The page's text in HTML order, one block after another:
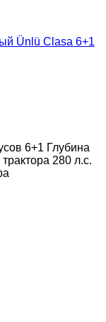
Ünlü Clasa 6+1
6+1 Глубина
280 л.с.